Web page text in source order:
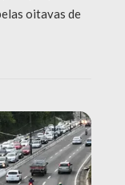
oitavas de